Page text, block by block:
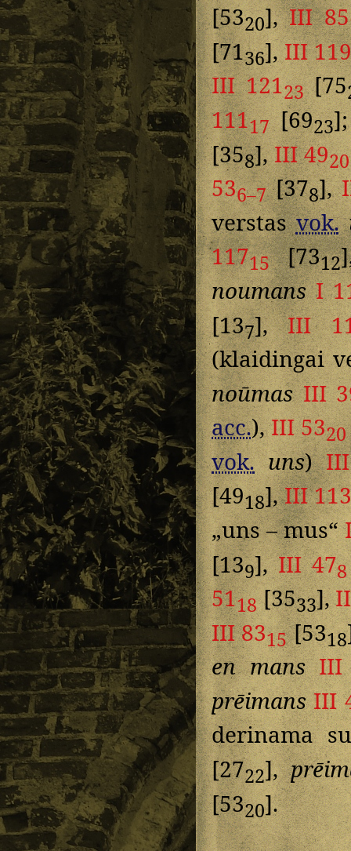
[5320],III 85
[7136],III
III 12123[75
11117[6923
[358],III 4920
536–7[378],
verstasvok.
11715[7312
noumans I
[137],III
(klaidingai
noūmas III
acc.),III 5320
vok. uns)
[4918],III 113
„uns – mus“
[139],III 478
5118[3533],
III 8315[5318
en mans III
prēimans III
derinama
[2722],
[5320].